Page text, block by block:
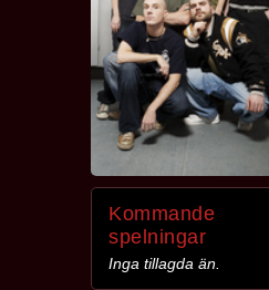
Kommande
spelningar
Inga tillagda än.